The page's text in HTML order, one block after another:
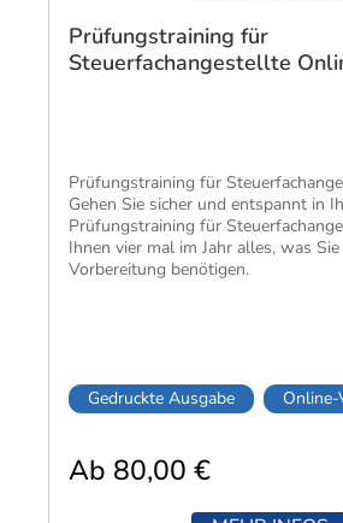
Prüfungstraining für
Steuerfachangestellte
Prüfungstraining für
Gehen Sie sicher und entspannt in
Prüfungstraining für
Ihnen vier mal im Jahr alles, was
Vorbereitung benötigen.
Gedruckte Ausgabe Online-
Ab 80,00 €